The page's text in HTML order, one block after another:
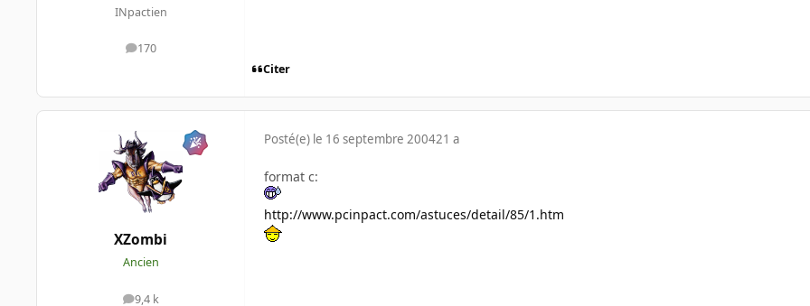
INpactien
170
messages
Citer
XZombi
Ancien
9,4 k
Posté(e) le 16 septembre 200421 a
format c:
http://www.pcinpact.com/astuces/detail/85/1.htm